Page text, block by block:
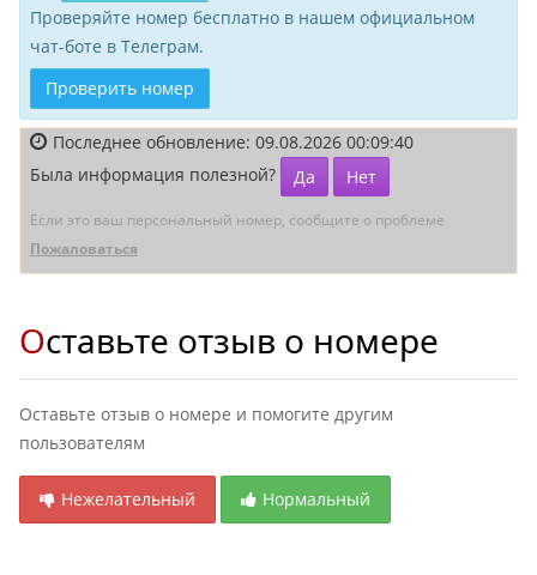
Проверяйте номер бесплатно в нашем официальном
чат-боте в Телеграм.
Проверить номер
Последнее обновление: 09.08.2026 00:09:40
Была информация полезной?
Да Нет
Если это ваш персональный номер, сообщите о проблеме
Пожаловаться
Оставьте отзыв о номере
Оставьте отзыв о номере и помогите другим
пользователям
Нежелательный Нормальный